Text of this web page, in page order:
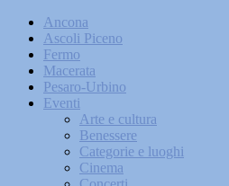
Ancona
Ascoli Piceno
Fermo
Macerata
Pesaro-Urbino
Eventi
Arte e cultura
Benessere
Categorie e luoghi
Cinema